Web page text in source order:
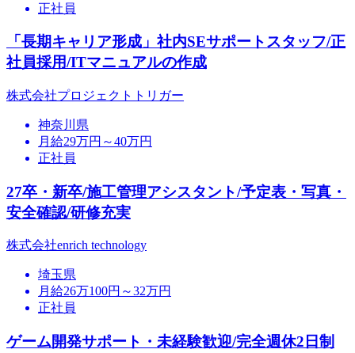
正社員
「長期キャリア形成」社内SEサポートスタッフ/正
社員採用/ITマニュアルの作成
株式会社プロジェクトトリガー
神奈川県
月給29万円～40万円
正社員
27卒・新卒/施工管理アシスタント/予定表・写真・
安全確認/研修充実
株式会社enrich technology
埼玉県
月給26万100円～32万円
正社員
ゲーム開発サポート・未経験歓迎/完全週休2日制